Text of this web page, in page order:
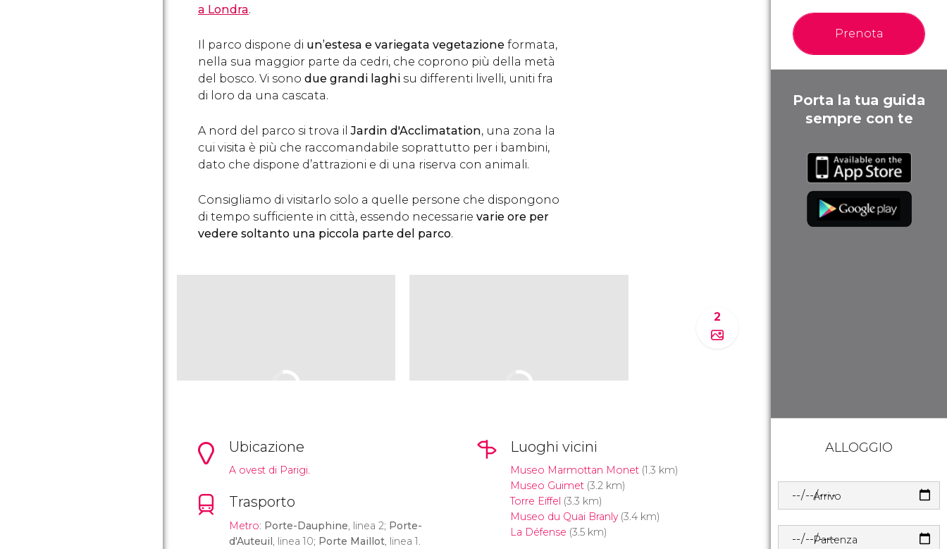
a Londra.
Il parco dispone di un’estesa e variegata vegetazione formata,
nella sua maggior parte da cedri, che coprono più della metà
del bosco. Vi sono due grandi laghi su differenti livelli, uniti fra
di loro da una cascata.
A nord del parco si trova ilJardin d'Acclimatation, una zona la
cui visita è più che raccomandabile soprattutto per i bambini,
dato che dispone d’attrazioni e di una riserva con animali.
Consigliamo di visitarlo solo a quelle persone che dispongono
di tempo sufficiente in città, essendo necessarie varie ore per
vedere soltanto una piccola parte del parco.
2
Ubicazione
A ovest di Parigi.
Trasporto
Metro: Porte-Dauphine, linea 2; Porte-
d'Auteuil, linea 10; Porte Maillot, linea 1.
Luoghi vicini
Museo Marmottan Monet(1.3 km)
Museo Guimet(3.2 km)
Torre Eiffel (3.3 km)
Museo du Quai Branly(3.4 km)
La Défense (3.5 km)
Prenota
Porta la tua guida
sempre con te
ALLOGGIO
Arrivo
Partenza